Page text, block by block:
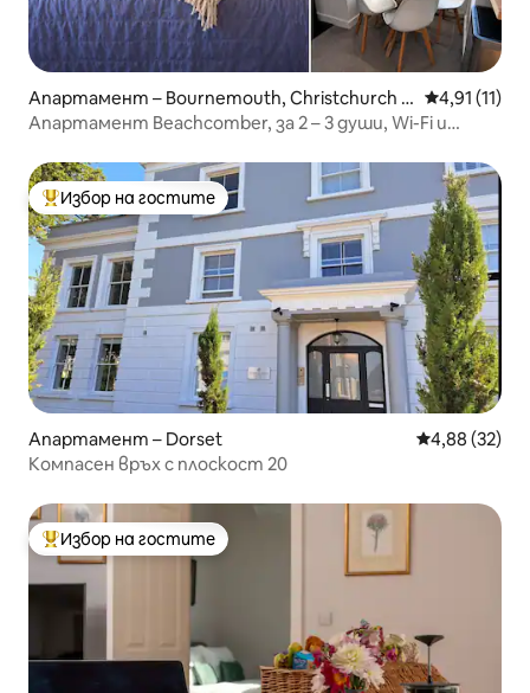
Апартамент – Bournemouth, Christchurch a
nd Poole
Средна
4,91 (11)
Апартамент Beachcomber, за 2 – 3 души, Wi-Fi и
Най-популярен избор на гостите
Избор на гостите
Апартамент – Dorset Средна
4,88 (32)
Компасен връх с плоскост 20
Най-популярен избор на гостите
Избор на гостите